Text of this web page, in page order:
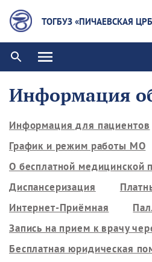
ТОГБУЗ «ПИЧАЕВСКАЯ
Информация
Информация для пациентов
График и режим работы МО
О бесплатной медицинской
Диспансеризация
Интернет-Приёмная
Запись на прием к врачу
Бесплатная юридическая